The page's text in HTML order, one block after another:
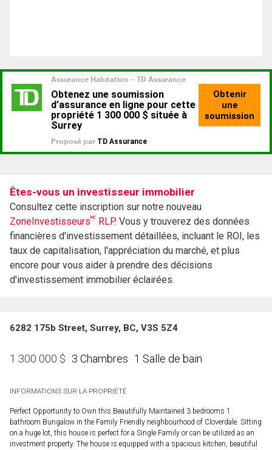
Êtes-vous un investisseur immobilier
Consultez cette inscription sur notre nouveau
ZoneInvestisseursMC RLP. Vous y trouverez des données
financières d'investissement détaillées, incluant le ROI, les
taux de capitalisation, l'appréciation du marché, et plus
encore pour vous aider à prendre des décisions
d'investissement immobilier éclairées.
6282 175b Street, Surrey, BC, V3S 5Z4
1 300 000 $ 3 Chambres 1 Salle de bain
INFORMATIONS SUR LA PROPRIÉTÉ
Perfect Opportunity to Own this Beautifully Maintained 3 bedrooms 1
bathroom Bungalow in the Family Friendly neighbourhood of Cloverdale. Sitting
on a huge lot, this house is perfect for a Single Family or can be utilized as an
investment property. The house is equipped with a spacious kitchen, beautiful